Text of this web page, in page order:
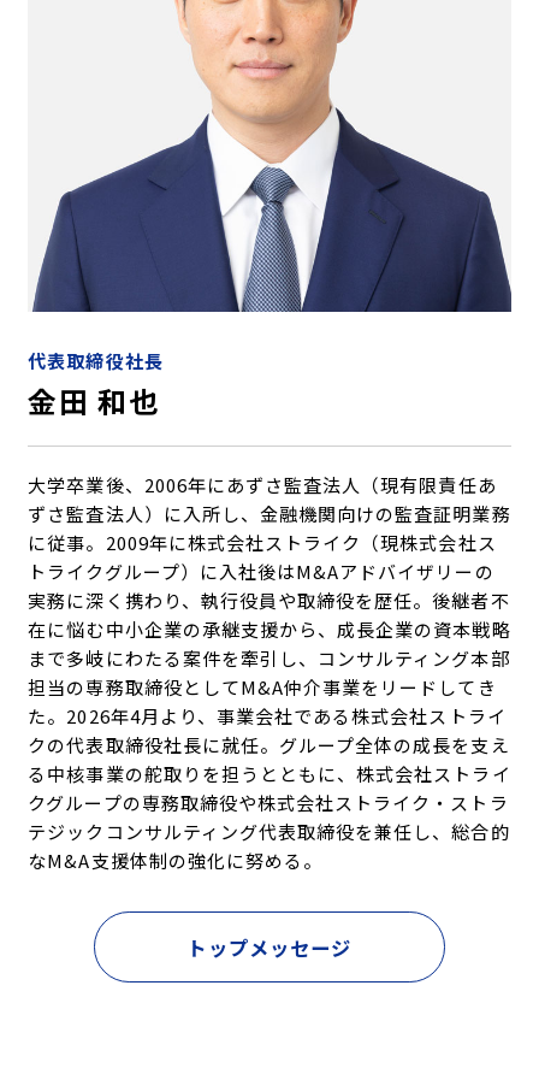
代表取締役社長
金田 和也
大学卒業後、2006年にあずさ監査法人（現有限責任あ
ずさ監査法人）に入所し、金融機関向けの監査証明業務
に従事。2009年に株式会社ストライク（現株式会社ス
トライクグループ）に入社後はM&Aアドバイザリーの
実務に深く携わり、執行役員や取締役を歴任。後継者不
在に悩む中小企業の承継支援から、成長企業の資本戦略
まで多岐にわたる案件を牽引し、コンサルティング本部
担当の専務取締役としてM&A仲介事業をリードしてき
た。2026年4月より、事業会社である株式会社ストライ
クの代表取締役社長に就任。グループ全体の成長を支え
る中核事業の舵取りを担うとともに、株式会社ストライ
クグループの専務取締役や株式会社ストライク・ストラ
テジックコンサルティング代表取締役を兼任し、総合的
なM&A支援体制の強化に努める。
トップメッセージ